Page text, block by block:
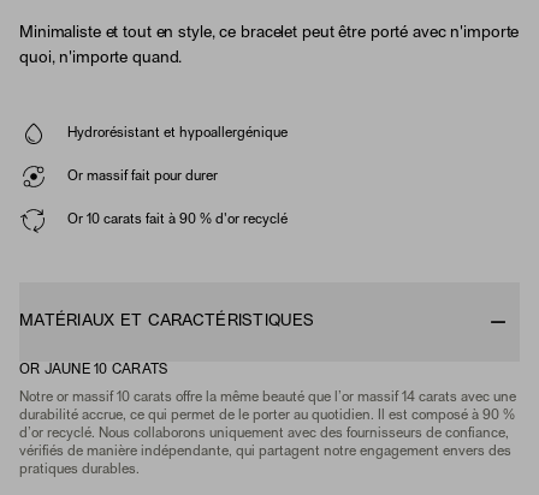
Minimaliste et tout en style, ce bracelet peut être porté avec n'importe
quoi, n'importe quand.
Hydrorésistant et hypoallergénique
Or massif fait pour durer
Or 10 carats fait à 90 % d'or recyclé
MATÉRIAUX ET CARACTÉRISTIQUES
OR JAUNE 10 CARATS
Notre or massif 10 carats offre la même beauté que l’or massif 14 carats avec une
durabilité accrue, ce qui permet de le porter au quotidien. Il est composé à 90 %
d’or recyclé. Nous collaborons uniquement avec des fournisseurs de confiance,
vérifiés de manière indépendante, qui partagent notre engagement envers des
pratiques durables.